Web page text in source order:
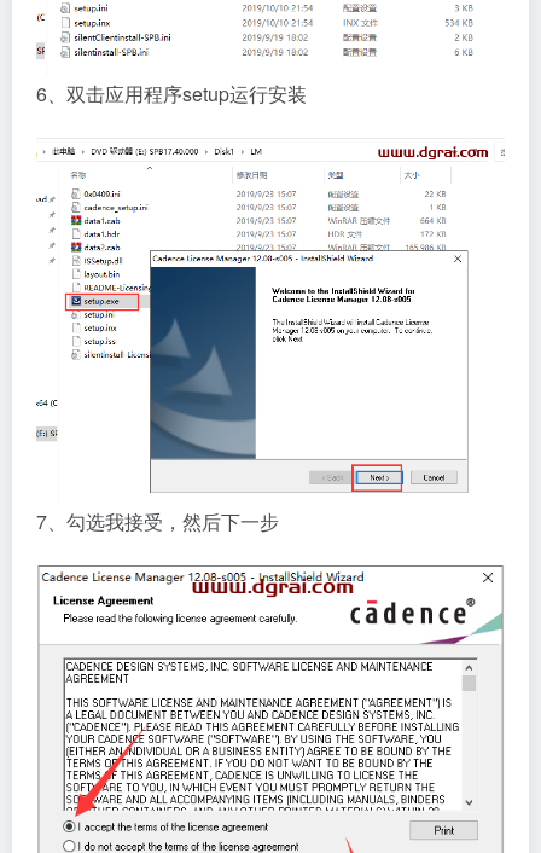
6、双击应用程序setup运行安装
7、勾选我接受，然后下一步